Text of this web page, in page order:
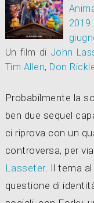
2019
Un film di John
Tim Allen, Don
Probabilmente la
ben due sequel
ci riprova con un
controversa, per
Lasseter. Il tema
questione di